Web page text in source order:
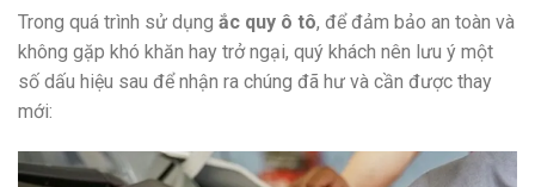
Trong quá trình sử dụng ắc quy ô tô, để đảm bảo an toàn và
không gặp khó khăn hay trở ngại, quý khách nên lưu ý một
số dấu hiệu sau để nhận ra chúng đã hư và cần được thay
mới: